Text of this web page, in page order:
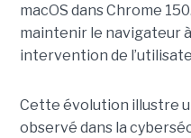
macOS dans Chrome
maintenir le navigateur
intervention de
Cette évolution illustre
observé dans la